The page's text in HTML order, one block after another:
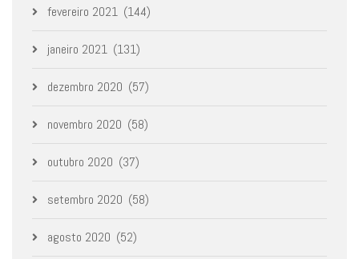
fevereiro 2021 (144)
janeiro 2021 (131)
dezembro 2020 (57)
novembro 2020 (58)
outubro 2020 (37)
setembro 2020 (58)
agosto 2020 (52)